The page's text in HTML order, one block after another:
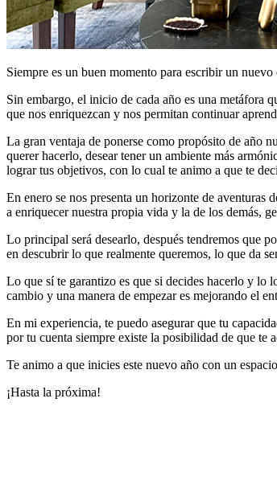
Siempre es un buen momento para escribir un
Sin embargo, el inicio de cada año es una metáfora
que nos enriquezcan y nos permitan continuar
La gran ventaja de ponerse como propósito de año
querer hacerlo, desear tener un ambiente más
lograr tus objetivos, con lo cual te animo a que te
En enero se nos presenta un horizonte de
a enriquecer nuestra propia vida y la de los demás,
Lo principal será desearlo, después tendremos que
en descubrir lo que realmente queremos, lo que da
Lo que sí te garantizo es que si decides hacerlo y lo
cambio y una manera de empezar es mejorando el
En mi experiencia, te puedo asegurar que tu
por tu cuenta siempre existe la posibilidad de que te
Te animo a que inicies este nuevo año con un
¡Hasta la próxima!